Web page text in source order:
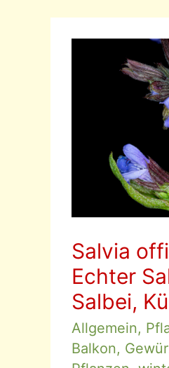
Salvia
Echter
Salbei,
Allgemein,
Balkon,